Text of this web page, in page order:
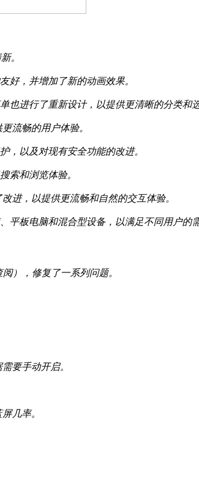
。
好，并增加了新的动画效果。
也进行了重新设计，以提供更清晰的分类和
流畅的用户体验。
，以及对现有安全功能的改进。
索和浏览体验。
进，以提供更流畅和自然的交互体验。
平板电脑和混合型设备，以满足不同用户的
），修复了一系列问题。
要手动开启。
几率。